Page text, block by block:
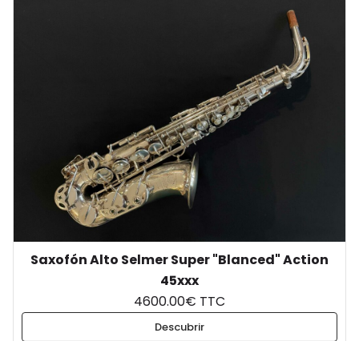
Saxofón Alto Selmer Super "Blanced" Action
45xxx
4600.00€ TTC
Descubrir